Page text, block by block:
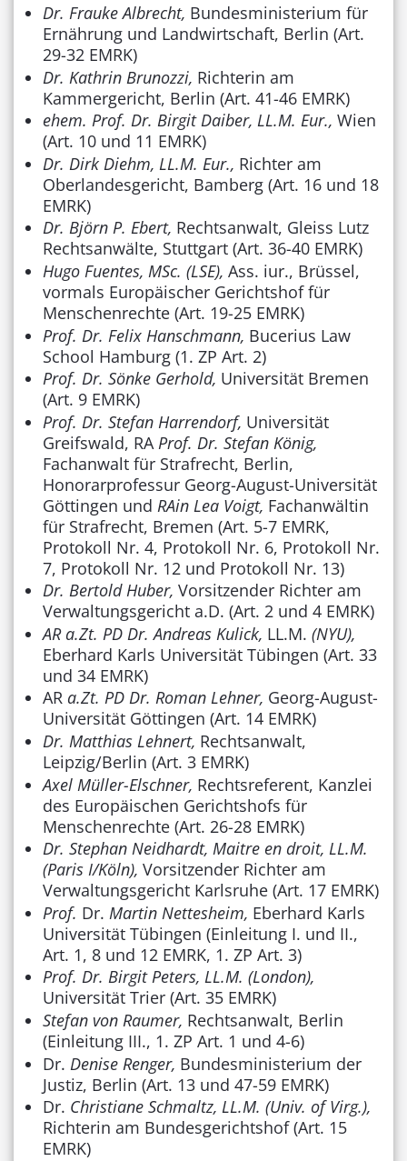
Dr. Frauke Albrecht, Bundesministerium für
Ernährung und Landwirtschaft, Berlin (Art.
29-32 EMRK)
Dr. Kathrin Brunozzi, Richterin am
Kammergericht, Berlin (Art. 41-46 EMRK)
ehem. Prof. Dr. Birgit Daiber, LL.M. Eur., Wien
(Art. 10 und 11 EMRK)
Dr. Dirk Diehm, LL.M. Eur., Richter am
Oberlandesgericht, Bamberg (Art. 16 und 18
EMRK)
Dr. Björn P. Ebert, Rechtsanwalt, Gleiss Lutz
Rechtsanwälte, Stuttgart (Art. 36-40 EMRK)
Hugo Fuentes, MSc. (LSE), Ass. iur., Brüssel,
vormals Europäischer Gerichtshof für
Menschenrechte (Art. 19-25 EMRK)
Prof. Dr. Felix Hanschmann, Bucerius Law
School Hamburg (1. ZP Art. 2)
Prof. Dr. Sönke Gerhold, Universität Bremen
(Art. 9 EMRK)
Prof. Dr. Stefan Harrendorf, Universität
Greifswald, RA Prof. Dr. Stefan König,
Fachanwalt für Strafrecht, Berlin,
Honorarprofessur Georg-August-Universität
Göttingen und RAin Lea Voigt, Fachanwältin
für Strafrecht, Bremen (Art. 5-7 EMRK,
Protokoll Nr. 4, Protokoll Nr. 6, Protokoll Nr.
7, Protokoll Nr. 12 und Protokoll Nr. 13)
Dr. Bertold Huber, Vorsitzender Richter am
Verwaltungsgericht a.D. (Art. 2 und 4 EMRK)
AR a.Zt. PD Dr. Andreas Kulick, LL.M. (NYU),
Eberhard Karls Universität Tübingen (Art. 33
und 34 EMRK)
AR a.Zt. PD Dr. Roman Lehner, Georg-August-
Universität Göttingen (Art. 14 EMRK)
Dr. Matthias Lehnert, Rechtsanwalt,
Leipzig/Berlin (Art. 3 EMRK)
Axel Müller-Elschner, Rechtsreferent, Kanzlei
des Europäischen Gerichtshofs für
Menschenrechte (Art. 26-28 EMRK)
Dr. Stephan Neidhardt, Maitre en droit, LL.M.
(Paris I/Köln), Vorsitzender Richter am
Verwaltungsgericht Karlsruhe (Art. 17 EMRK)
Prof. Dr. Martin Nettesheim, Eberhard Karls
Universität Tübingen (Einleitung I. und II.,
Art. 1, 8 und 12 EMRK, 1. ZP Art. 3)
Prof. Dr. Birgit Peters, LL.M. (London),
Universität Trier (Art. 35 EMRK)
Stefan von Raumer, Rechtsanwalt, Berlin
(Einleitung III., 1. ZP Art. 1 und 4-6)
Dr. Denise Renger, Bundesministerium der
Justiz, Berlin (Art. 13 und 47-59 EMRK)
Dr. Christiane Schmaltz, LL.M. (Univ. of Virg.),
Richterin am Bundesgerichtshof (Art. 15
EMRK)